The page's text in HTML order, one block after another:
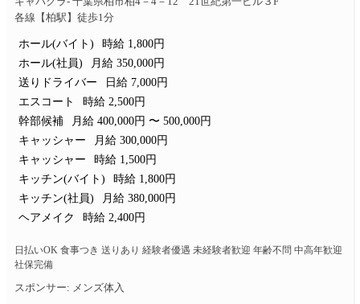
各線【柏駅】徒歩1分
ホール(バイト)
時給 1,800円
ホール(社員)
月給 350,000円
送りドライバー
日給 7,000円
エスコート
時給 2,500円
幹部候補
月給 400,000円 〜 500,000円
キャッシャー
月給 300,000円
キャッシャー
時給 1,500円
キッチン(バイト)
時給 1,800円
キッチン(社員)
月給 380,000円
ヘアメイク
時給 2,400円
日払いOK 食事つき 送りあり 経験者優遇 未経験者歓迎 年齢不問 中高年歓迎
社保完備
スポンサー: メンズ体入